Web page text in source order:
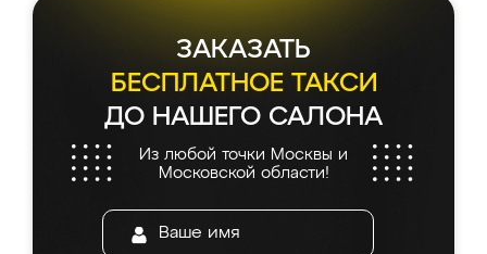
ЗАКАЗАТЬ
БЕСПЛАТНОЕ ТАКСИ
ДО НАШЕГО САЛОНА
Из любой точки Москвы и
Московской области!